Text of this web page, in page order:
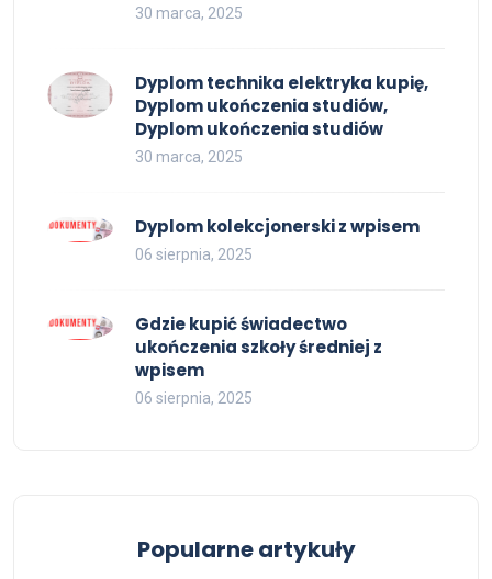
30 marca, 2025
Dyplom technika elektryka kupię,
Dyplom ukończenia studiów,
Dyplom ukończenia studiów
30 marca, 2025
Dyplom kolekcjonerski z wpisem
06 sierpnia, 2025
Gdzie kupić świadectwo
ukończenia szkoły średniej z
wpisem
06 sierpnia, 2025
Popularne artykuły